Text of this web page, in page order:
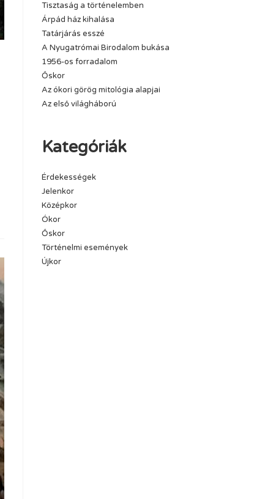
Tisztaság a történelemben
Árpád ház kihalása
Tatárjárás esszé
A Nyugatrómai Birodalom bukása
1956-os forradalom
Őskor
Az ókori görög mitológia alapjai
Az első világháború
Kategóriák
Érdekességek
Jelenkor
Középkor
Ókor
Őskor
Történelmi események
Újkor